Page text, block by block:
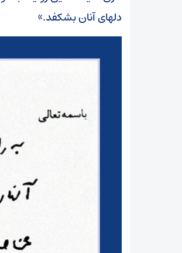
دلهای آنان بشکفد.»